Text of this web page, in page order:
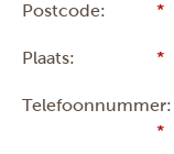
Postcode:
Plaats:
Telefoonnummer: